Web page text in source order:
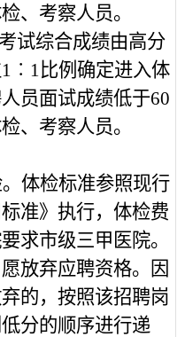
、考察人员。
试综合成绩由高分
比例确定进入体
员面试成绩低于60
、考察人员。
体检标准参照现行
准》执行，体检费
求市级三甲医院。
放弃应聘资格。因
的，按照该招聘岗
分的顺序进行递